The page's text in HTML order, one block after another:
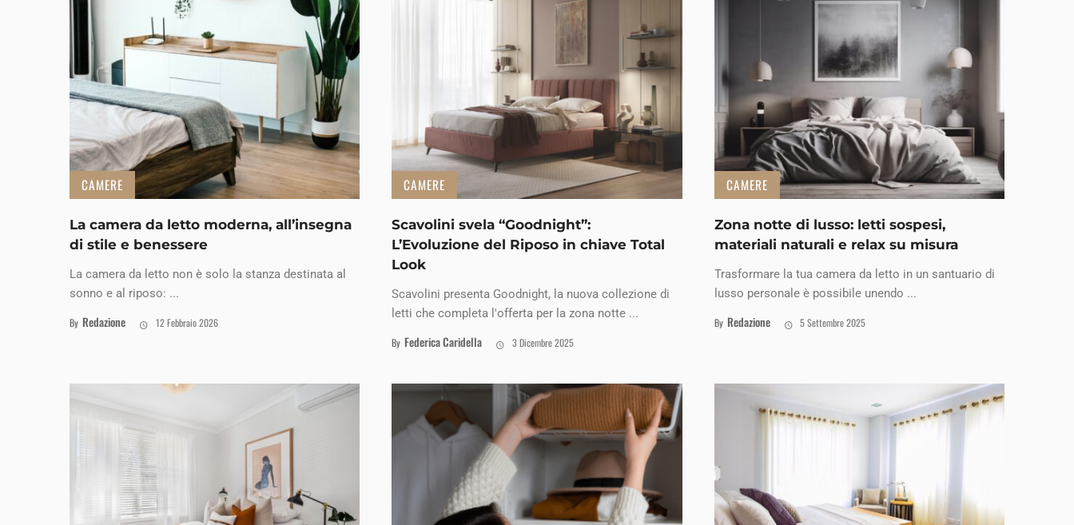
CAMERE
La camera da letto moderna, all’insegna
di stile e benessere
La camera da letto non è solo la stanza destinata al
sonno e al riposo: ...
By Redazione 12 Febbraio 2026
CAMERE
Scavolini svela “Goodnight”:
L’Evoluzione del Riposo in chiave Total
Look
Scavolini presenta Goodnight, la nuova collezione di
letti che completa l'offerta per la zona notte ...
By Federica Caridella 3 Dicembre 2025
CAMERE
Zona notte di lusso: letti sospesi,
materiali naturali e relax su misura
Trasformare la tua camera da letto in un santuario di
lusso personale è possibile unendo ...
By Redazione 5 Settembre 2025